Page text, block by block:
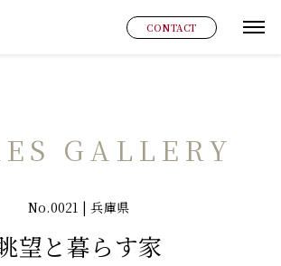
CONTACT グ
GALLERY
No.0021 | 兵庫県
望と暮らす家